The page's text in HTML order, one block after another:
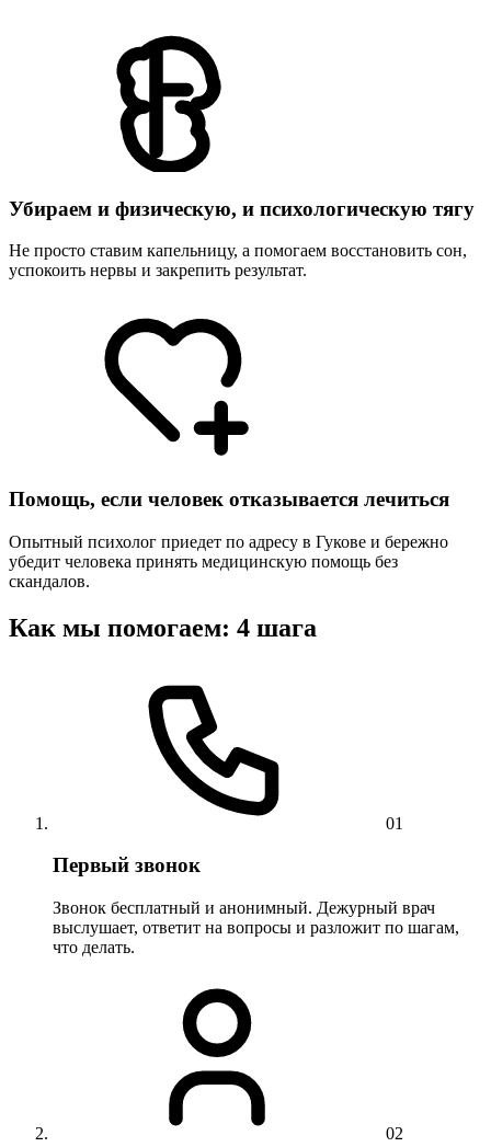
Убираем и физическую, и психологическую тягу
Не просто ставим капельницу, а помогаем восстановить сон,
успокоить нервы и закрепить результат.
Помощь, если человек отказывается лечиться
Опытный психолог приедет по адресу в Гукове и бережно
убедит человека принять медицинскую помощь без
скандалов.
Как мы помогаем: 4 шага
01
Первый звонок
Звонок бесплатный и анонимный. Дежурный врач
выслушает, ответит на вопросы и разложит по шагам,
что делать.
02